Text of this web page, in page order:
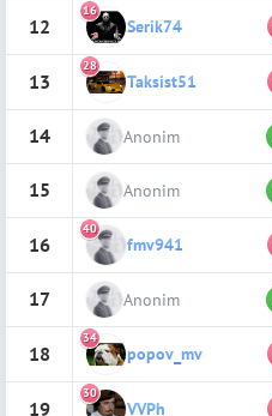
12
16
Serik74
13
28
Taksist51
14 Anonim
15 Anonim
16
40
fmv941
17 Anonim
18
34
popov_mv
19
30
VVPh